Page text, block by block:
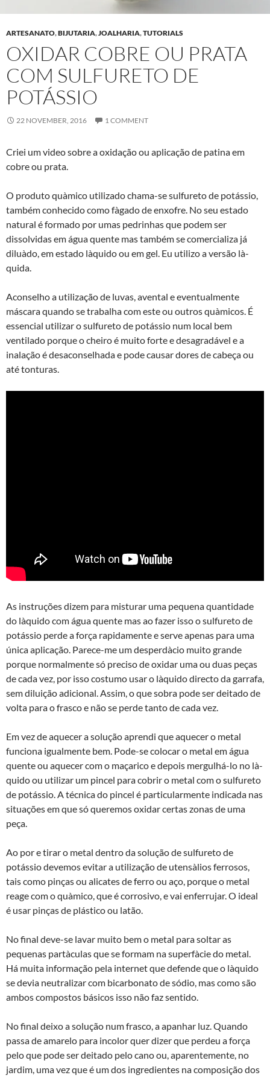
ARTESANATO,BIJUTARIA,JOALHARIA,TUTORIALS
OXIDAR COBRE OU PRATA
COM SULFURETO DE
POTÁSSIO
22 NOVEMBER, 2016 1 COMMENT
Criei um video sobre a oxidação ou aplicação de patina em
cobre ou prata.
O produto quà­mico utilizado chama-se sulfureto de potássio,
também conhecido como fà­gado de enxofre. No seu estado
natural é formado por umas pedrinhas que podem ser
dissolvidas em água quente mas também se comercializa já
diluà­do, em estado là­quido ou em gel. Eu utilizo a versão là­
quida.
Aconselho a utilização de luvas, avental e eventualmente
máscara quando se trabalha com este ou outros quà­micos. É
essencial utilizar o sulfureto de potássio num local bem
ventilado porque o cheiro é muito forte e desagradável e a
inalação é desaconselhada e pode causar dores de cabeça ou
até tonturas.
As instruções dizem para misturar uma pequena quantidade
do là­quido com água quente mas ao fazer isso o sulfureto de
potássio perde a força rapidamente e serve apenas para uma
única aplicação. Parece-me um desperdà­cio muito grande
porque normalmente só preciso de oxidar uma ou duas peças
de cada vez, por isso costumo usar o là­quido directo da garrafa,
sem diluição adicional. Assim, o que sobra pode ser deitado de
volta para o frasco e não se perde tanto de cada vez.
Em vez de aquecer a solução aprendi que aquecer o metal
funciona igualmente bem. Pode-se colocar o metal em água
quente ou aquecer com o maçarico e depois mergulhá-lo no là­
quido ou utilizar um pincel para cobrir o metal com o sulfureto
de potássio. A técnica do pincel é particularmente indicada nas
situações em que só queremos oxidar certas zonas de uma
peça.
Ao por e tirar o metal dentro da solução de sulfureto de
potássio devemos evitar a utilização de utensà­lios ferrosos,
tais como pinças ou alicates de ferro ou aço, porque o metal
reage com o quà­mico, que é corrosivo, e vai enferrujar. O ideal
é usar pinças de plástico ou latão.
No final deve-se lavar muito bem o metal para soltar as
pequenas partà­culas que se formam na superfà­cie do metal.
Há muita informação pela internet que defende que o là­quido
se devia neutralizar com bicarbonato de sódio, mas como são
ambos compostos básicos isso não faz sentido.
No final deixo a solução num frasco, a apanhar luz. Quando
passa de amarelo para incolor quer dizer que perdeu a força
pelo que pode ser deitado pelo cano ou, aparentemente, no
jardim, uma vez que é um dos ingredientes na composição dos